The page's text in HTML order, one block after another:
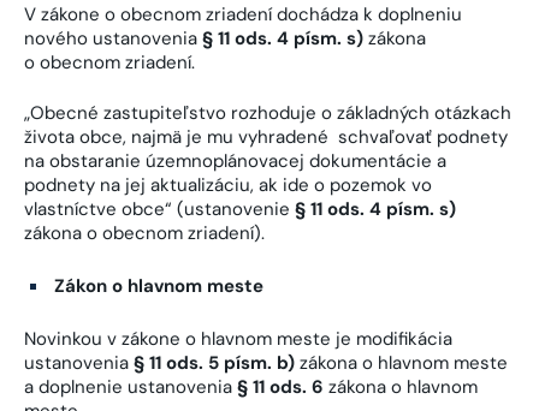
V zákone o obecnom zriadení dochádza k doplneniu
nového ustanovenia § 11 ods. 4 písm. s) zákona
o obecnom zriadení.
„Obecné zastupiteľstvo rozhoduje o základných otázkach
života obce, najmä je mu vyhradené schvaľovať podnety
na obstaranie územnoplánovacej dokumentácie a
podnety na jej aktualizáciu, ak ide o pozemok vo
vlastníctve obce“ (ustanovenie § 11 ods. 4 písm. s)
zákona o obecnom zriadení).
Zákon o hlavnom meste
Novinkou v zákone o hlavnom meste je modifikácia
ustanovenia § 11 ods. 5 písm. b) zákona o hlavnom meste
a doplnenie ustanovenia § 11 ods. 6 zákona o hlavnom